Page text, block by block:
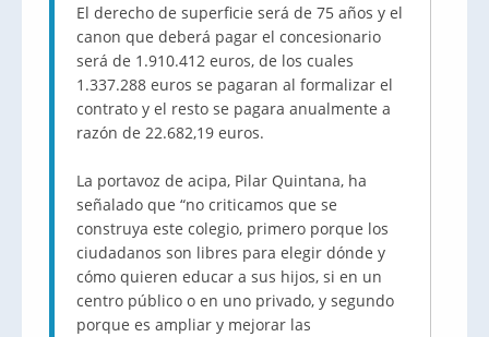
El derecho de superficie será de 75 años y el
canon que deberá pagar el concesionario
será de 1.910.412 euros, de los cuales
1.337.288 euros se pagaran al formalizar el
contrato y el resto se pagara anualmente a
razón de 22.682,19 euros.
La portavoz de acipa, Pilar Quintana, ha
señalado que “no criticamos que se
construya este colegio, primero porque los
ciudadanos son libres para elegir dónde y
cómo quieren educar a sus hijos, si en un
centro público o en uno privado, y segundo
porque es ampliar y mejorar las